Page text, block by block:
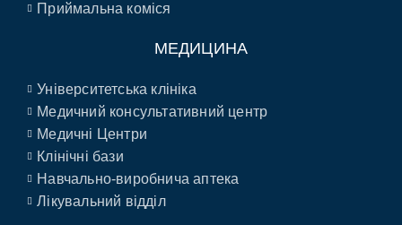
Приймальна коміся
МЕДИЦИНА
Університетська клініка
Медичний консультативний центр
Медичні Центри
Клінічні бази
Навчально-виробнича аптека
Лікувальний відділ